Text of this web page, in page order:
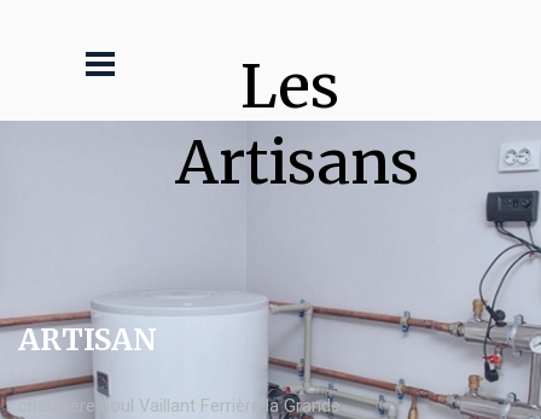
Les
Artisans
ARTISAN
chaudière fioul Vaillant Ferrière la Grande